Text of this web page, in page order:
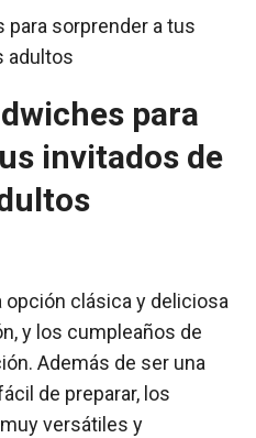
para
invitados de
clásica y deliciosa
y los cumpleaños de
Además de ser una
de preparar, los
versátiles y